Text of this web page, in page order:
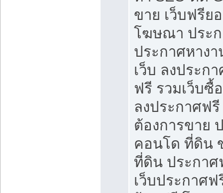
ขาย เว็บฟรีย
โฆษณา ประ
ประกาศหาง
เว็บ ลงประก
ฟรี รวมเว็บซื้
ลงประกาศฟ
ต้องการขาย
คอนโด ที่ดิน
ที่ดิน ประกา
เว็บประกาศ